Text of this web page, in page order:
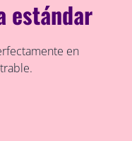
estándar
en